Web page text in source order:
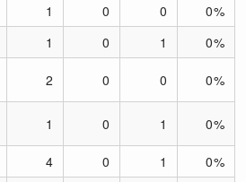
1 0 0
0%
1 0 1
0%
2 0 0 0%
1 0 1 0%
4 0 1
0%